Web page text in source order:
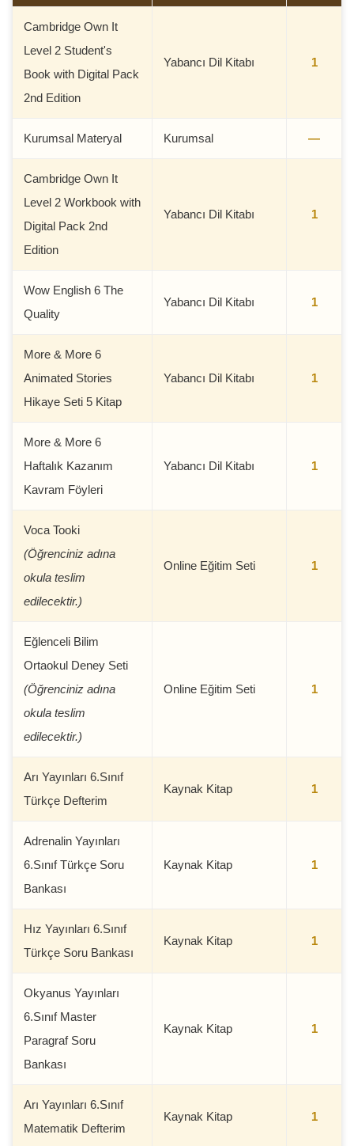
Cambridge Own It
Level 2 Student's
Book with Digital Pack
2nd Edition
Yabancı Dil Kitabı 1
Kurumsal Materyal Kurumsal —
Cambridge Own It
Level 2 Workbook with
Digital Pack 2nd
Edition
Yabancı Dil Kitabı 1
Wow English 6 The
Quality
Yabancı Dil Kitabı 1
More & More 6
Animated Stories
Hikaye Seti 5 Kitap
Yabancı Dil Kitabı 1
More & More 6
Haftalık Kazanım
Kavram Föyleri
Yabancı Dil Kitabı 1
Voca Tooki
(Öğrenciniz adına
okula teslim
edilecektir.)
Online Eğitim Seti 1
Eğlenceli Bilim
Ortaokul Deney Seti
(Öğrenciniz adına
okula teslim
edilecektir.)
Online Eğitim Seti 1
Arı Yayınları 6.Sınıf
Türkçe Defterim
Kaynak Kitap 1
Adrenalin Yayınları
6.Sınıf Türkçe Soru
Bankası
Kaynak Kitap 1
Hız Yayınları 6.Sınıf
Türkçe Soru Bankası
Kaynak Kitap 1
Okyanus Yayınları
6.Sınıf Master
Paragraf Soru
Bankası
Kaynak Kitap 1
Arı Yayınları 6.Sınıf
Matematik Defterim
Kaynak Kitap 1